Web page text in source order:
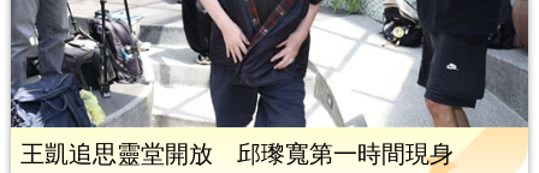
王凱追思靈堂開放 邱瓈寬第一時間現身